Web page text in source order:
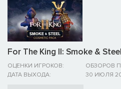
For The King II: Smoke &
ОЦЕНКИ ИГРОКОВ:
ОБЗОРОВ
ДАТА ВЫХОДА:
30 ИЮЛЯ